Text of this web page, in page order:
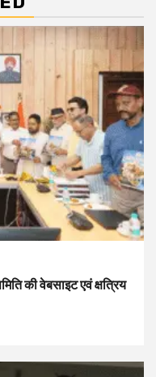
की वेबसाइट एवं क्षत्रिय